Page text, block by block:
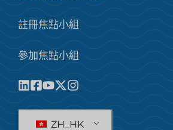
註冊焦點小組
參加焦點小組
ZH_HK